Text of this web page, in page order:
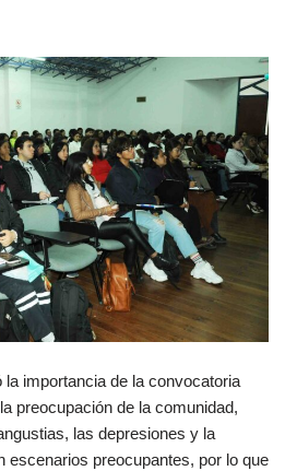
importancia de la convocatoria
preocupación de la comunidad,
las depresiones y la
escenarios preocupantes, por lo que